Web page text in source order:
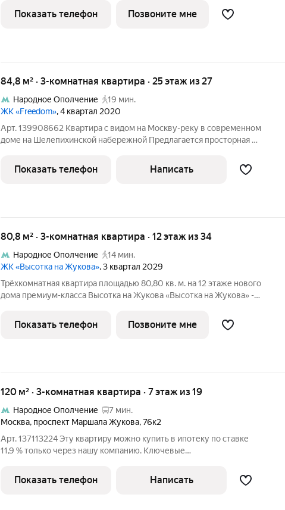
окна во двор. «Мнёвники от Гранель» элитный жилой комплекс в
тихом и
Показать телефон Позвоните мне
84,8 м² · 3-комнатная квартира · 25 этаж из 27
Народное Ополчение
19 мин.
ЖК «Freedom», 4 квартал 2020
Арт. 139908662 Квартира с видом на Москву-реку в современном
доме на Шелепихинской набережной Предлагается просторная 3-
25 этаже с впечатляющими видами на Москву-реку. Это вариант
для тех,
Показать телефон Написать
80,8 м² · 3-комнатная квартира · 12 этаж из 34
Народное Ополчение
14 мин.
ЖК «Высотка на Жукова», 3 квартал 2029
Трёхкомнатная квартира площадью 80,80 кв. м. на 12 этаже нового
дома премиум-класса Высотка на Жукова «Высотка на Жукова» -
Москвы, сочетая в себе величественность архитектуры
московского
Показать телефон Позвоните мне
120 м² · 3-комнатная квартира · 7 этаж из 19
Народное Ополчение
7 мин.
Москва, проспект Маршала Жукова,76к2
Арт. 137113224 Эту квартиру можно купить в ипотеку по ставке
11,9 % только через нашу компанию. Ключевые
90 м2, кухня 26 м2 Высокие потолки (3 м) ощущение свободы и
воздуха. Евроремонт
Показать телефон Написать